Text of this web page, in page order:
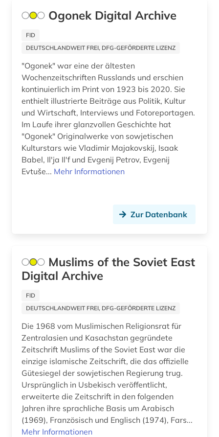
Ogonek Digital Archive
FID
DEUTSCHLANDWEIT FREI, DFG-GEFÖRDERTE LIZENZ
"Ogonek" war eine der ältesten
Wochenzeitschriften Russlands und erschien
kontinuierlich im Print von 1923 bis 2020. Sie
enthielt illustrierte Beiträge aus Politik, Kultur
und Wirtschaft, Interviews und Fotoreportagen.
Im Laufe ihrer glanzvollen Geschichte hat
"Ogonek" Originalwerke von sowjetischen
Kulturstars wie Vladimir Majakovskij, Isaak
Babel, Ilʹja Ilʹf und Evgenij Petrov, Evgenij
Evtuše... Mehr Informationen
Zur Datenbank
Muslims of the Soviet East
Digital Archive
FID
DEUTSCHLANDWEIT FREI, DFG-GEFÖRDERTE LIZENZ
Die 1968 vom Muslimischen Religionsrat für
Zentralasien und Kasachstan gegründete
Zeitschrift Muslims of the Soviet East war die
einzige islamische Zeitschrift, die das offizielle
Gütesiegel der sowjetischen Regierung trug.
Ursprünglich in Usbekisch veröffentlicht,
erweiterte die Zeitschrift in den folgenden
Jahren ihre sprachliche Basis um Arabisch
(1969), Französisch und Englisch (1974), Fars...
Mehr Informationen